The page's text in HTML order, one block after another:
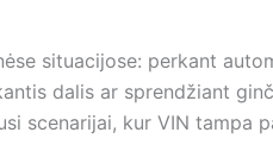
situacijose: perkant
dalis ar sprendžiant
scenarijai, kur VIN tampa